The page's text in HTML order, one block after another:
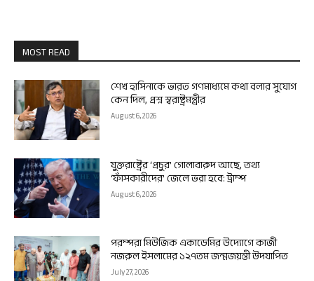
MOST READ
শেখ হাসিনাকে ভারত গণমাধ্যমে কথা বলার সুযোগ
কেন দিল, প্রশ্ন স্বরাষ্ট্রমন্ত্রীর
August 6, 2026
যুক্তরাষ্ট্রের ‘প্রচুর’ গোলাবারুদ আছে, তথ্য
‘ফাঁসকারীদের’ জেলে ভরা হবে: ট্রাম্প
August 6, 2026
পরম্পরা মিউজিক একাডেমির উদ্যোগে কাজী
নজরুল ইসলামের ১২৭তম জন্মজয়ন্তী উদযাপিত
July 27, 2026